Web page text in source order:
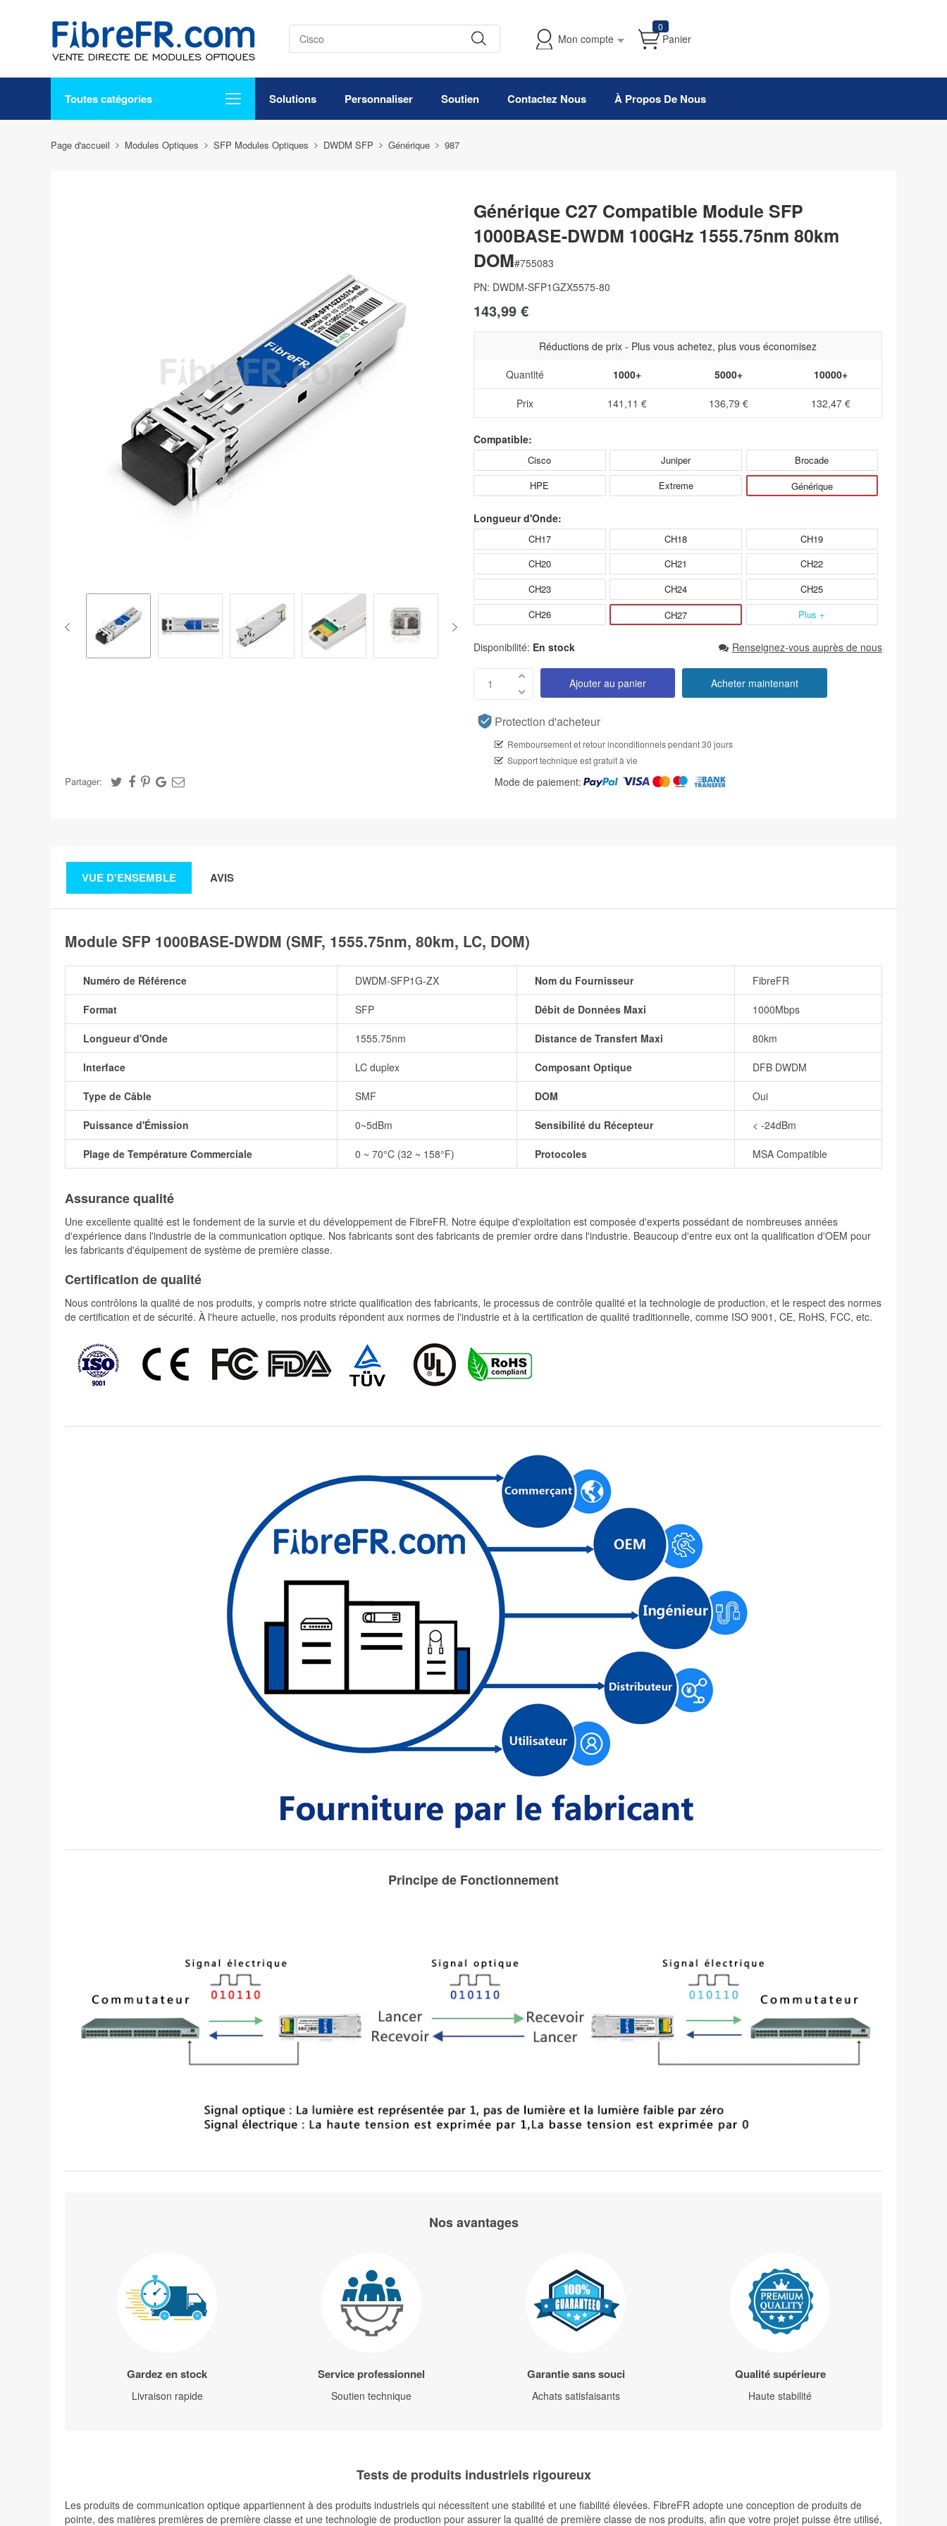
Mon compte
0
Panier
Toutes catégories Solutions Personnaliser Soutien Contactez Nous À Propos De Nous
Page d'accueil Modules Optiques SFP Modules Optiques DWDM SFP Générique 987
Partager:
Générique C27 Compatible Module SFP
1000BASE-DWDM 100GHz 1555.75nm 80km
DOM#755083
PN: DWDM-SFP1GZX5575-80
143,99 €
Réductions de prix - Plus vous achetez, plus vous économisez
Quantité
1000+ 5000+ 10000+
Prix 141,11 € 136,79 € 132,47 €
Compatible:
Cisco Juniper
Brocade
HPE
Extreme Générique
Longueur d'Onde:
CH17 CH18
CH19
CH20
CH21
CH22
CH23
CH24
CH25
CH26
CH27 Plus +
Disponibilité: En stock Renseignez-vous auprès de nous
Ajouter au panier Acheter maintenant
Protection d'acheteur
Remboursement et retour inconditionnels pendant 30 jours
Support technique est gratuit à vie
Mode de paiement:
VUE D'ENSEMBLE AVIS
Module SFP 1000BASE-DWDM (SMF, 1555.75nm, 80km, LC, DOM)
Numéro de Référence DWDM-SFP1G-ZX Nom du Fournisseur FibreFR
Format SFP Débit de Données Maxi 1000Mbps
Longueur d'Onde 1555.75nm Distance de Transfert Maxi 80km
Interface LC duplex Composant Optique DFB DWDM
Type de Câble SMF DOM Oui
Puissance d'Émission 0~5dBm Sensibilité du Récepteur < -24dBm
Plage de Température Commerciale 0 ~ 70°C (32 ~ 158°F) Protocoles MSA Compatible
Assurance qualité
Une excellente qualité est le fondement de la survie et du développement de FibreFR. Notre équipe d'exploitation est composée d'experts possédant de nombreuses années
d'expérience dans l'industrie de la communication optique. Nos fabricants sont des fabricants de premier ordre dans l'industrie. Beaucoup d'entre eux ont la qualification d'OEM pour
les fabricants d'équipement de système de première classe.
Certification de qualité
Nous contrôlons la qualité de nos produits, y compris notre stricte qualification des fabricants, le processus de contrôle qualité et la technologie de production, et le respect des normes
de certification et de sécurité. À l'heure actuelle, nos produits répondent aux normes de l'industrie et à la certification de qualité traditionnelle, comme ISO 9001, CE, RoHS, FCC, etc.
Principe de Fonctionnement
Nos avantages
Gardez en stock
Livraison rapide
Service professionnel
Soutien technique
Garantie sans souci
Achats satisfaisants
Qualité supérieure
Haute stabilité
Tests de produits industriels rigoureux
Les produits de communication optique appartiennent à des produits industriels qui nécessitent une stabilité et une fiabilité élevées. FibreFR adopte une conception de produits de
pointe, des matières premières de première classe et une technologie de production pour assurer la qualité de première classe de nos produits, afin que votre projet puisse être utilisé,